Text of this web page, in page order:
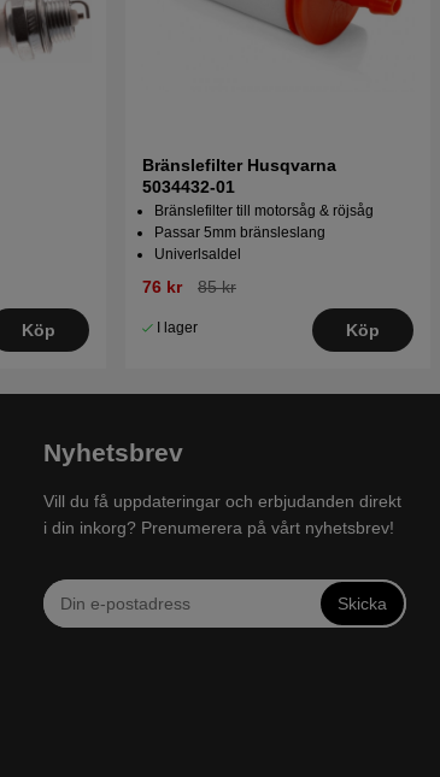
Köp
Bränslefilter Husqvarna
5034432-01
Bränslefilter till motorsåg & röjsåg
Passar 5mm bränsleslang
Univerlsaldel
76 kr 85 kr
I lager Köp
Nyhetsbrev
Vill du få uppdateringar och erbjudanden direkt
i din inkorg? Prenumerera på vårt nyhetsbrev!
Skicka